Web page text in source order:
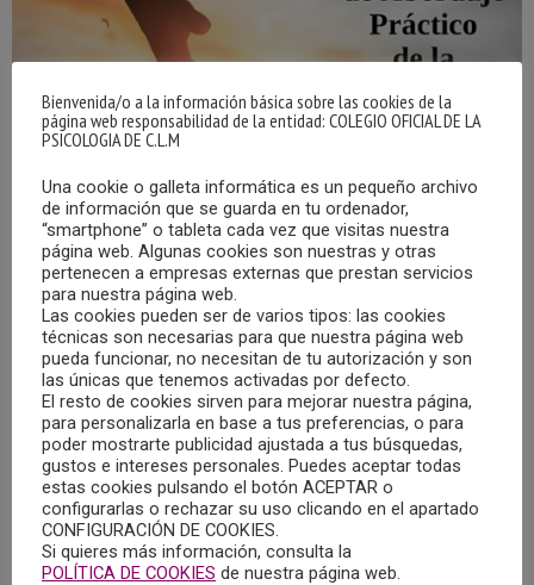
II JORNADAS SOBRE ABORDAJE PRÁCTICO DE
LA CONDUCTA SUICIDA EN JÓVENES Y
ADOLESCENTES
02/04/2024
Los días 9 y 10 de mayo de 2024, se celebrarán en el Salón
de Actos del Edificio Polivalente de la Universidad de
Castilla-La Mancha en Albacete, las II Jornadas sobre
Abordaje Práctico de la Conducta Suicida en Jóvenes y
Adolescentes.
Bienvenida/o a la información básica sobre las cookies de la
página web responsabilidad de la entidad: COLEGIO OFICIAL DE LA
PSICOLOGIA DE C.L.M
Una cookie o galleta informática es un pequeño archivo
de información que se guarda en tu ordenador,
“smartphone” o tableta cada vez que visitas nuestra
página web. Algunas cookies son nuestras y otras
pertenecen a empresas externas que prestan servicios
para nuestra página web.
Las cookies pueden ser de varios tipos: las cookies
técnicas son necesarias para que nuestra página web
pueda funcionar, no necesitan de tu autorización y son
las únicas que tenemos activadas por defecto.
El resto de cookies sirven para mejorar nuestra página,
para personalizarla en base a tus preferencias, o para
poder mostrarte publicidad ajustada a tus búsquedas,
gustos e intereses personales. Puedes aceptar todas
estas cookies pulsando el botón ACEPTAR o
configurarlas o rechazar su uso clicando en el apartado
CONFIGURACIÓN DE COOKIES.
Si quieres más información, consulta la
POLÍTICA DE COOKIES de nuestra página web.